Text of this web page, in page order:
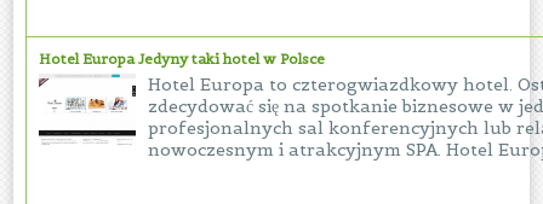
Hotel Europa Jedyny taki hotel w Polsce
Hotel Europa to czterogwiazdkowy hotel.
zdecydować się na spotkanie biznesowe w
profesjonalnych sal konferencyjnych lub
nowoczesnym i atrakcyjnym SPA. Hotel